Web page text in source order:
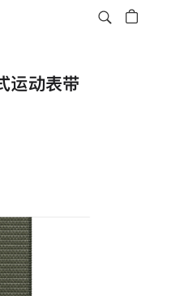
运动表带